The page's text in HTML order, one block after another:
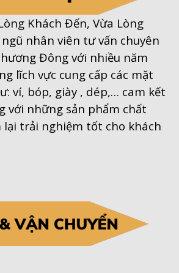
Khách Đến, Vừa Lòng
nhân viên tư vấn chuyên
Đông với nhiều năm
lĩch vực cung cấp các mặt
ví, bóp, giày , dép,… cam kết
với những sản phẩm chất
lại trải nghiệm tốt cho khách